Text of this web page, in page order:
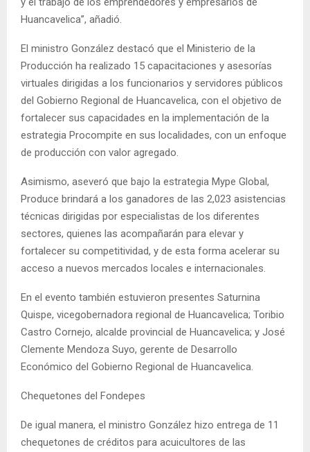
Huancavelica”, añadió.
El ministro González destacó que el Ministerio de la
Producción ha realizado 15 capacitaciones y asesorías
virtuales dirigidas a los funcionarios y servidores públicos
del Gobierno Regional de Huancavelica, con el objetivo de
fortalecer sus capacidades en la implementación de la
estrategia Procompite en sus localidades, con un enfoque
de producción con valor agregado.
Asimismo, aseveró que bajo la estrategia Mype Global,
Produce brindará a los ganadores de las 2,023 asistencias
técnicas dirigidas por especialistas de los diferentes
sectores, quienes las acompañarán para elevar y
fortalecer su competitividad, y de esta forma acelerar su
acceso a nuevos mercados locales e internacionales.
En el evento también estuvieron presentes Saturnina
Quispe, vicegobernadora regional de Huancavelica; Toribio
Castro Cornejo, alcalde provincial de Huancavelica; y José
Clemente Mendoza Suyo, gerente de Desarrollo
Económico del Gobierno Regional de Huancavelica.
Chequetones del Fondepes
De igual manera, el ministro González hizo entrega de 11
chequetones de créditos para acuicultores de las